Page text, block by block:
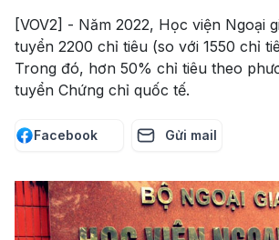
[VOV2] - Năm 2022, Học viện Ngoại
tuyển 2200 chỉ tiêu (so với 1550 chỉ
Trong đó, hơn 50% chỉ tiêu theo
tuyển Chứng chỉ quốc tế.
Facebook Gửi mail